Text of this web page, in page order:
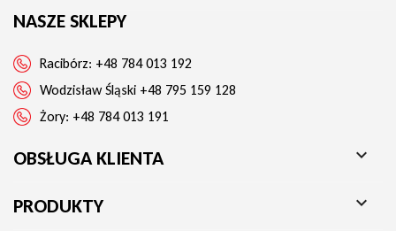
NASZE SKLEPY
Racibórz: +48 784 013 192
Wodzisław Śląski +48 795 159 128
Żory: +48 784 013 191
OBSŁUGA KLIENTA 
PRODUKTY 